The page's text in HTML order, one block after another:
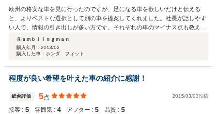
欧州の格安な車を見に行ったのですが、足になる車を欲しいだけと伝える
と、よりベストな選択として別の車を提案してくれました。社長が話しやす
い人で、情報の引き出しが多い方です。それぞれの車のマイナス点も教えて
くれ、納得のいく選択が出来たと思います。教えたくなさそうなことも教え
てくれる、お人好しな社長さんです。並べてある車を見て決めるというよ
り、コンサルタントに相談する感じですね。
Ｒａｍｂｌｉｎｇｍａｎ
購入年月： 2013/02
購入した車：ホンダ フィット
程度が良い希望を叶えた車の紹介に感謝！
総合評価 5点 2015/03/03投稿
接客 : 5 雰囲気 : 4 アフター : 5 品質 : 5